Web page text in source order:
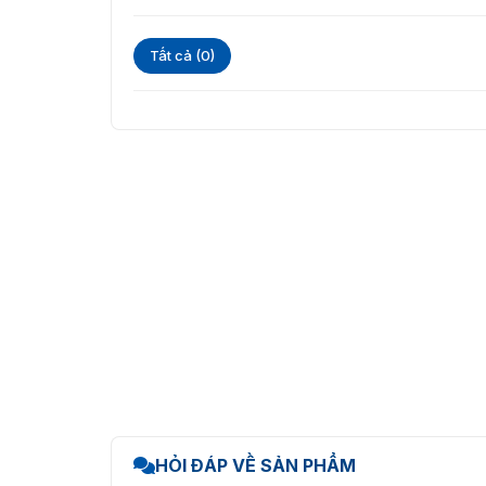
Tất cả (0)
HỎI ĐÁP VỀ SẢN PHẨM